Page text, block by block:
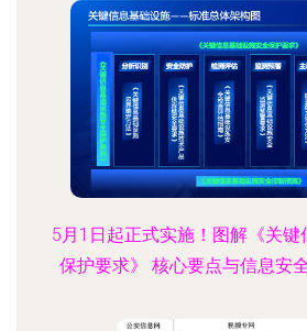
5月1日起正式实施！图解《关键
保护要求》 核心要点与信息安